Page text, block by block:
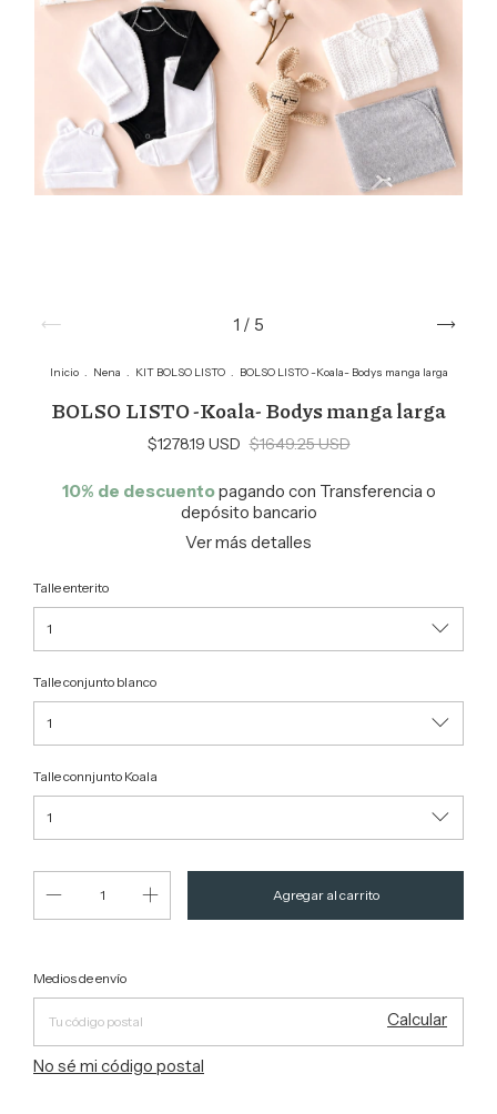
1 / 5
Inicio . Nena . KIT BOLSO LISTO . BOLSO LISTO -Koala- Bodys manga larga
BOLSO LISTO -Koala- Bodys manga larga
$1278.19 USD $1649.25 USD
10% de descuentopagando con Transferencia o
depósito bancario
Ver más detalles
Talle enterito
Talle conjunto blanco
Talle connjunto Koala
Entregas para el CP:
Medios de envío
Calcular
No sé mi código postal